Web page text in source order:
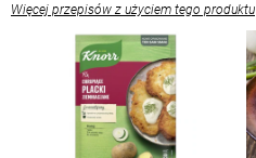
Więcej przepisów z użyciem tego produktu